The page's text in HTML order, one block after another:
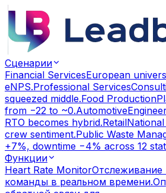
Сценарии
Financial ServicesEuropean
eNPS.Professional Services
squeezed middle.Food Production
from −22 to ~0.Automotive
RTO becomes hybrid.Retail
crew sentiment.Public Waste
+7%, downtime −4% across 12
Функции
Heart Rate MonitorОтслеживание
команды в реальном времени.